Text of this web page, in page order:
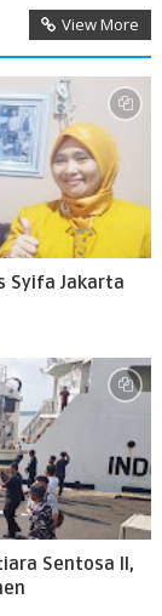
View More
Syifa Jakarta
Sentosa II,